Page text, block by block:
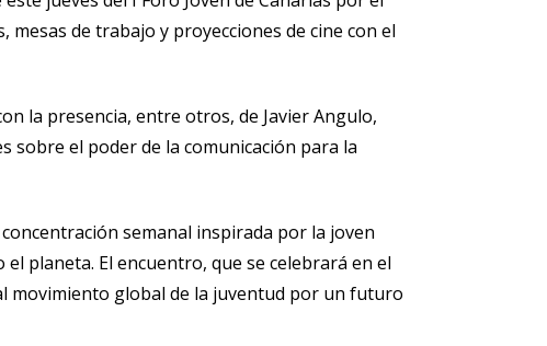
de trabajo y proyecciones de cine con el
la presencia, entre otros, de Javier Angulo,
sobre el poder de la comunicación para la
semanal inspirada por la joven
planeta. El encuentro, que se celebrará en el
movimiento global de la juventud por un futuro